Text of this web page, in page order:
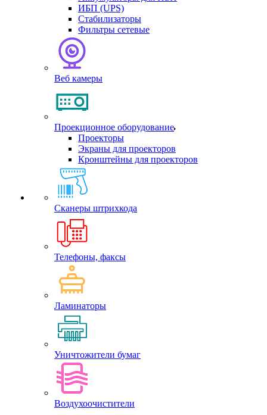
ИБП (UPS)
Стабилизаторы
Фильтры сетевые
Веб камеры
Проекционное оборудование
Проекторы
Экраны для проекторов
Кронштейны для проекторов
Сканеры штрихкода
Телефоны, факсы
Ламинаторы
Уничтожители бумаг
Воздухоочистители